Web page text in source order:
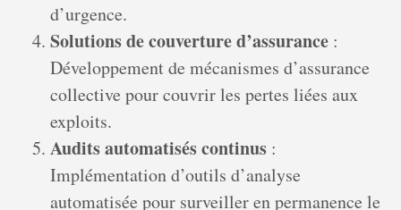
d’urgence.
Solutions de couverture d’assurance :
Développement de mécanismes d’assurance
collective pour couvrir les pertes liées aux
exploits.
Audits automatisés continus :
Implémentation d’outils d’analyse
automatisée pour surveiller en permanence le